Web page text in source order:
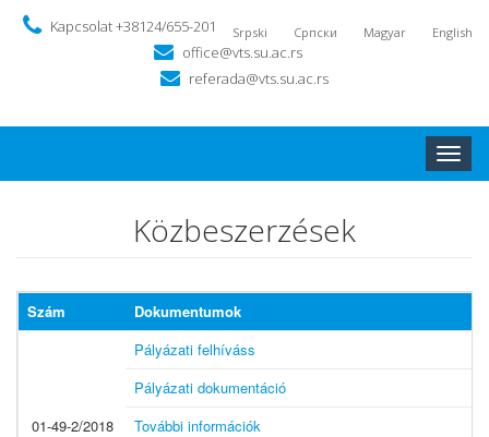
Srpski Српски Magyar English
Kapcsolat +38124/655-201
office@vts.su.ac.rs
referada@vts.su.ac.rs
Toggle
Közbeszerzések
Szám Dokumentumok
01-49-2/2018
Pályázati felhíváss
Pályázati dokumentáció
További információk